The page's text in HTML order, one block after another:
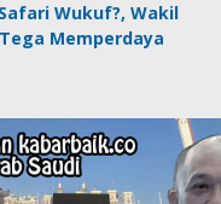
Wukuf?, Wakil
Memperdaya